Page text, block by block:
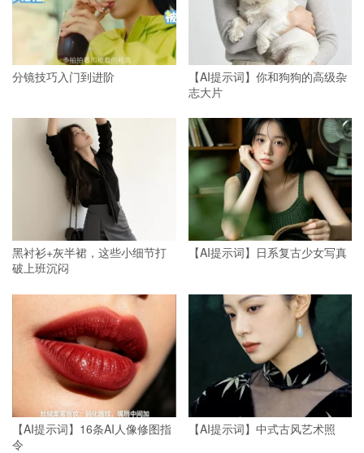
分镜技巧入门到进阶
【AI提示词】你和狗狗的高级杂
志大片
黑衬衫+灰半裙，这些小细节打
破上班沉闷
【AI提示词】日系复古少女写真
【AI提示词】16条AI人像修图指
令
【AI提示词】中式古风艺术照